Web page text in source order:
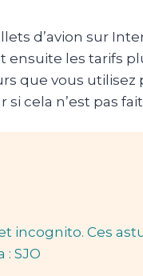
d’avion sur
ensuite les tarifs
que vous
si cela n’est pas
incognito. Ces
SJO